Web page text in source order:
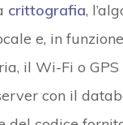
crittografia,
e, in
il Wi-Fi o
con il